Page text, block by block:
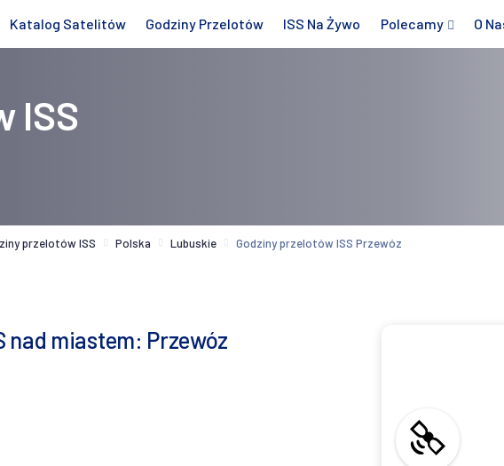
Katalog Satelitów Godziny Przelotów ISS Na Żywo Polecamy O
ISS
przelotów ISS Polska Lubuskie Godziny przelotów ISS Przewóz
nad miastem: Przewóz